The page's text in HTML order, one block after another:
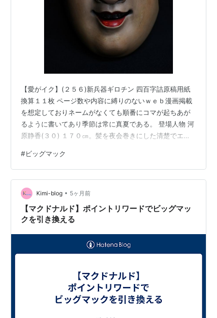
【愛がイク】(２５６)新兵器ギロチン 四百字詰原稿用紙
換算１１枚 ページ数や内容に縛りのないｗｅｂ漫画掲載
を想定しておりネームがなくても順番にコマが起ちあが
るように書いてあり季節は常に真夏である。 登場人物 河
原静香(３０) １７０㎝。髪を夜会巻きにした清楚でエレ
人しそうなサラリーマンだが気持ちの悪い目をしてい
る。２３９話に登場。 マックの男性店員(２５) 暴走族二
十人。全員ノーヘルで不気味な能面をつけている。 Ｎ＝
ナレーション＆呟き 〇夜。近藤宅ベランダ 近藤に手首を
掴まれた静香、恐怖に慄き声も出ない。 腕を振りほどこ
うともがきながら、 …
#ビッグマック
Kimi-blog • 5ヶ月前
【マクドナルド】ポイントリワードでビッグマッ
クを引き換える